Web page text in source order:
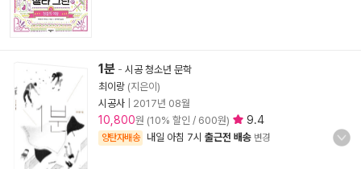
1분 - 시공 청소년 문학
최이랑 (지은이)
시공사
2017년 08월
10,800원 (10% 할인 / 600원) 9.4
양탄자배송 내일 아침 7시 출근전 배송 변경